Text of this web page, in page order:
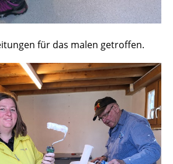
für das malen getroffen.